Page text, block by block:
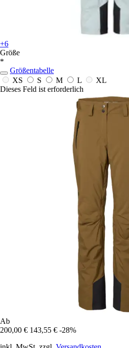
+6
Größe
*
Größentabelle
XS
S M L
XL
Dieses Feld ist erforderlich
Ab
200,00 € 143,55 € -28%